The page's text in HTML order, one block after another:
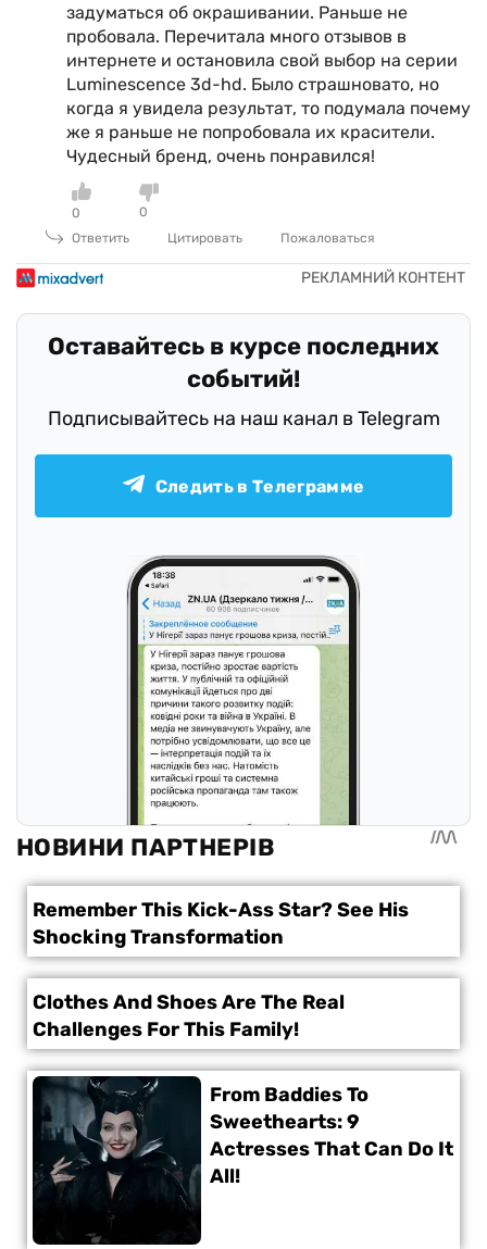
задуматься об окрашивании. Раньше не
пробовала. Перечитала много отзывов в
интернете и остановила свой выбор на серии
Luminescence 3d-hd. Было страшновато, но
когда я увидела результат, то подумала почему
же я раньше не попробовала их красители.
Чудесный бренд, очень понравился!
0
0
Ответить
Цитировать Пожаловаться
Оставайтесь в курсе последних
событий!
Подписывайтесь на наш канал в Telegram
Следить в Телеграмме